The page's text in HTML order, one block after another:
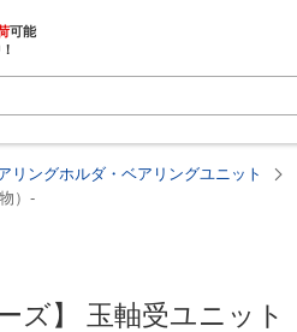
リングホルダ・ベアリングユニット
）-
ズ】 玉軸受ユニッ